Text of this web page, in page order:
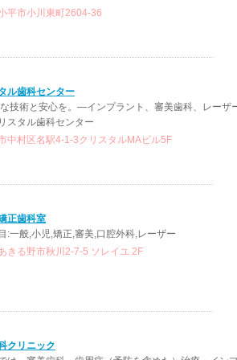
平市小川東町2604-36
ル歯科センター
技術と安心を。―インプラント、審美歯科、レーザ
スタル歯科センター
中村区名駅4-1-3クリスタルMAビル5F
正歯科室
:一般,小児,矯正,審美,口腔外科,レーザー
きる野市秋川2-7-5 ソレイユ 2F
クリニック